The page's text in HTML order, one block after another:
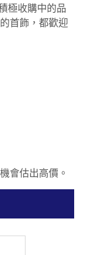
極收購中的品
首飾，都歡迎
會估出高價。